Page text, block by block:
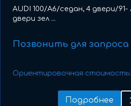
AUDI 100/A6/седан, 4 двери/91-
двери зел ...
Позвонить для
Ориентировочная стоимость:
Подробнее